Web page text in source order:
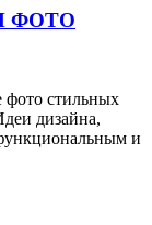
ФОТО
фото стильных
дизайна,
и